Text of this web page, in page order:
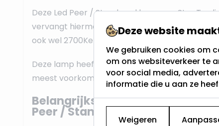
Deze Led Peer / Standaard lamp van Star
vervangt hiermee een 20W Gloeilamp. De
ook wel 2700Kelvin genoemd.
Deze lamp heeft een E27 fitting, vaak dikke
meest voorkomende schroeffitting en werkt op
Belangrijkste eigenschappen
Peer / Standaard lamp:
Deze website
We gebruiken cookies om
om ons websiteverkeer te
voor social media,
informatie die u aan ze
Weigeren